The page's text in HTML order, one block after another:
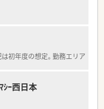
れるほか、住宅手当な
平均残業時間は月5時
的な働き方が可能なシ
され、1時間単位で取得
初年度の想定。勤務エリア
ｼｰ西日本